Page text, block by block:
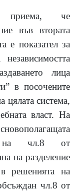
приема, че
във втората
е показател за
лица
в посочените
цялата система,
власт. На
на чл.8 от
на разделение
решенията на
чл.8 от